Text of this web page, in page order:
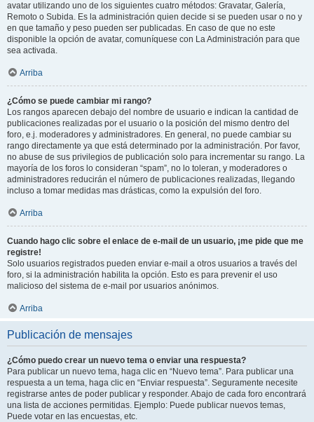
avatar utilizando uno de los siguientes cuatro métodos: Gravatar, Galería,
Remoto o Subida. Es la administración quien decide si se pueden usar o no y
en que tamaño y peso pueden ser publicadas. En caso de que no este
disponible la opción de avatar, comuníquese con La Administración para que
sea activada.
Arriba
¿Cómo se puede cambiar mi rango?
Los rangos aparecen debajo del nombre de usuario e indican la cantidad de
publicaciones realizadas por el usuario o la posición del mismo dentro del
foro, e.j. moderadores y administradores. En general, no puede cambiar su
rango directamente ya que está determinado por la administración. Por favor,
no abuse de sus privilegios de publicación solo para incrementar su rango. La
mayoría de los foros lo consideran “spam”, no lo toleran, y moderadores o
administradores reducirán el número de publicaciones realizadas, llegando
incluso a tomar medidas mas drásticas, como la expulsión del foro.
Arriba
Cuando hago clic sobre el enlace de e-mail de un usuario, ¡me pide que me
registre!
Solo usuarios registrados pueden enviar e-mail a otros usuarios a través del
foro, si la administración habilita la opción. Esto es para prevenir el uso
malicioso del sistema de e-mail por usuarios anónimos.
Arriba
Publicación de mensajes
¿Cómo puedo crear un nuevo tema o enviar una respuesta?
Para publicar un nuevo tema, haga clic en “Nuevo tema”. Para publicar una
respuesta a un tema, haga clic en “Enviar respuesta”. Seguramente necesite
registrarse antes de poder publicar y responder. Abajo de cada foro encontrará
una lista de acciones permitidas. Ejemplo: Puede publicar nuevos temas,
Puede votar en las encuestas, etc.